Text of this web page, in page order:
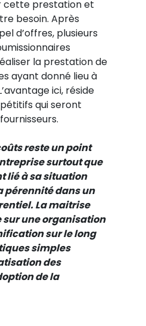
cette prestation et
besoin. Après
d’offres, plusieurs
la prestation de
ayant donné lieu à
ici, réside
qui seront
reste un point
surtout que
lié à sa situation
pérennité dans un
La maitrise
sur une organisation
sur le long
simples
des
de la